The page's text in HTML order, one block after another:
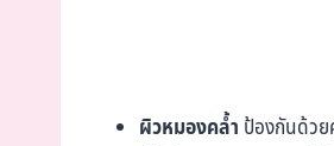
ผิวหมองคล้ำ ป้องกันด้วย